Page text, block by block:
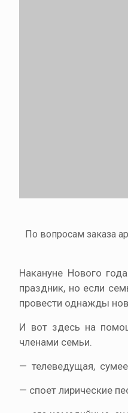
По вопросам заказа
Накануне Нового
праздник, но если
провести однажды
И вот здесь на
членами семьи.
— телеведущая,
— споет лирические